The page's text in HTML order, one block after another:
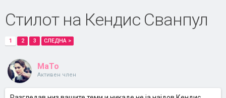
Стилот на Кендис Сванпул
1 2 3 СЛЕДНА >
MaTo
Активен член